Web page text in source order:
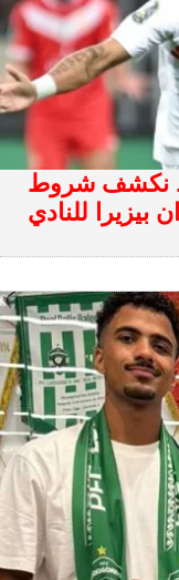
.. نكشف شروط
بيزيرا للنادي